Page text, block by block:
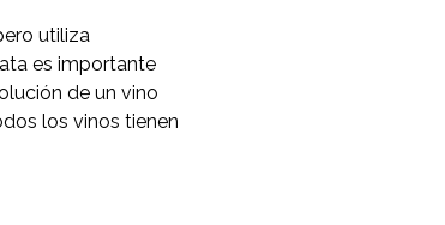
utiliza
es importante
de un vino
los vinos tienen